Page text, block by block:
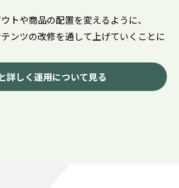
トや商品の配置を変えるように、
ンツの改修を通して上げていくことに
詳しく運用について見る